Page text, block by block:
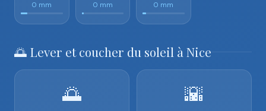
0 mm 0 mm 0 mm
🌅 Lever et coucher du soleil à Nice
🌅 🌇